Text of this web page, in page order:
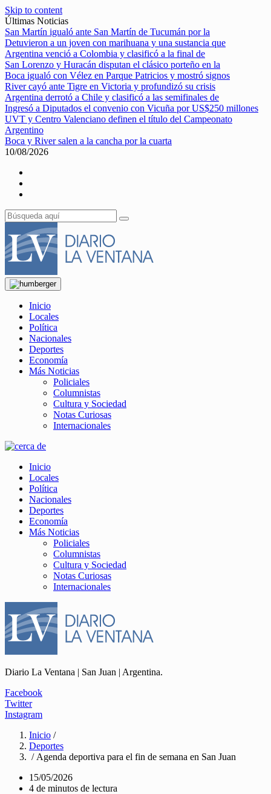
Skip to content
Últimas Noticias
San Martín igualó ante San Martín de Tucumán por la
Detuvieron a un joven con marihuana y una sustancia que
Argentina venció a Colombia y clasificó a la final de
San Lorenzo y Huracán disputan el clásico porteño en la
Boca igualó con Vélez en Parque Patricios y mostró signos
River cayó ante Tigre en Victoria y profundizó su crisis
Argentina derrotó a Chile y clasificó a las semifinales de
Ingresó a Diputados el convenio con Vicuña por US$250 millones
UVT y Centro Valenciano definen el título del Campeonato
Argentino
Boca y River salen a la cancha por la cuarta
10/08/2026
Inicio
Locales
Política
Nacionales
Deportes
Economía
Más Noticias
Policiales
Columnistas
Cultura y Sociedad
Notas Curiosas
Internacionales
Inicio
Locales
Política
Nacionales
Deportes
Economía
Más Noticias
Policiales
Columnistas
Cultura y Sociedad
Notas Curiosas
Internacionales
Diario La Ventana | San Juan | Argentina.
Facebook
Twitter
Instagram
Inicio /
Deportes
/ Agenda deportiva para el fin de semana en San Juan
15/05/2026
4 de minutos de lectura